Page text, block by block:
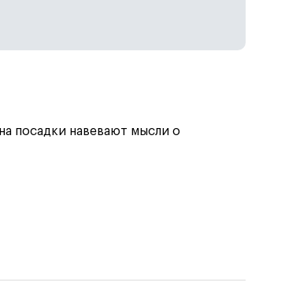
посадки навевают мысли о